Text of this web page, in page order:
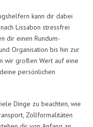
kann dir dabei
Lissabon stressfrei
dir einen Rundum-
Organisation bis hin zur
wir großen Wert auf eine
persönlichen
Dinge zu beachten, wie
Zollformalitäten